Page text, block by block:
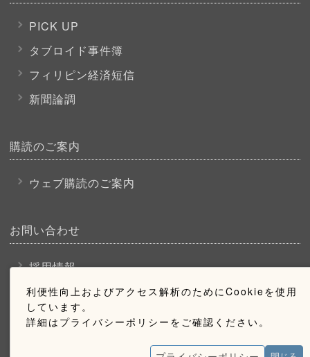
利便性向上およびアクセス解析のためにCookieを使用
しています。
詳細はプライバシーポリシーをご確認ください。
PICK UP
タブロイド事件簿
フィリピン経済短信
新聞論調
購読のご案内
ウェブ購読のご案内
お問い合わせ
採用情報
お問い合わせ
広告掲載のご案内